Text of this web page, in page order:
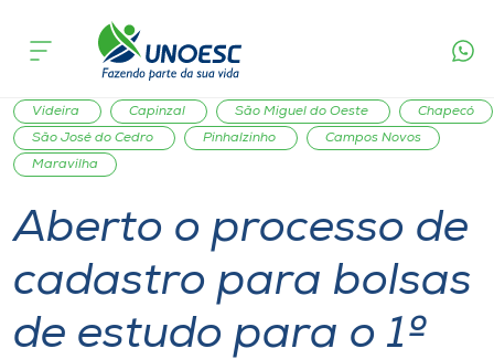
Cursos
Onde estamos
Pesquisa
Atendimento ao Estudante
Portal de Ensino
acontece
Videira
Capinzal São Miguel do Oeste
Chapecó
São José do Cedro
Pinhalzinho
Campos Novos
Maravilha
Aberto o processo de
cadastro para bolsas
de estudo para o 1º